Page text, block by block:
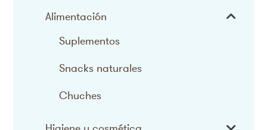
Alimentación
Suplementos
Snacks naturales
Chuches